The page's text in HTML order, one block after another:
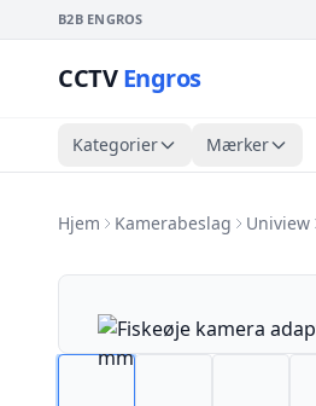
B2B ENGROS
CCTVEngros
Kategorier Mærker
Hjem Kamerabeslag Uniview